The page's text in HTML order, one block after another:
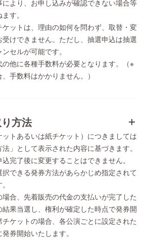
により、お申し込みが確認できない場合等
す。
ットは、理由の如何を問わず、取替・変
けできません。ただし、抽選申込は抽選
セルが可能です。
他に各種手数料が必要となります。（※
手数料はかかりません。）
方法
トあるいは紙チケット）につきましては
」として表示された内容に基づきます。
完了後に変更することはできません。
できる発券方法があらかじめ指定されて
合、先着販売の代金の支払いが完了した
果当選し、権利が確定した時点で発券開
ケットの場合、各公演ごとに設定された
券開始いたします。